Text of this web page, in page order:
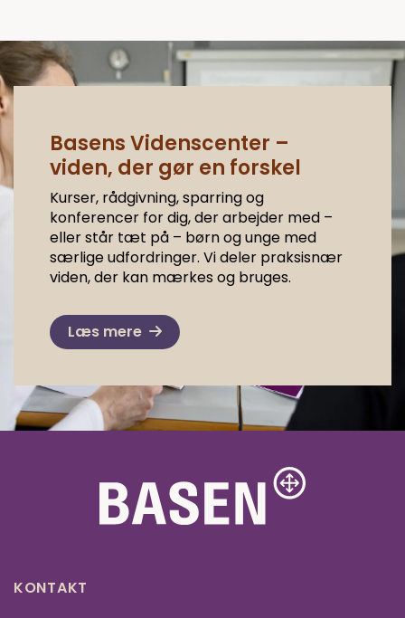
Basens Videnscenter –
viden, der gør en forskel
Kurser, rådgivning, sparring og
konferencer for dig, der arbejder med –
eller står tæt på – børn og unge med
særlige udfordringer. Vi deler praksisnær
viden, der kan mærkes og bruges.
Læs mere
KONTAKT